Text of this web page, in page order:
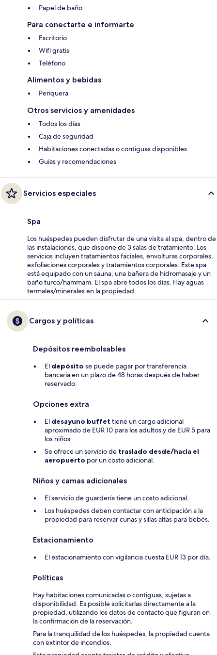
Papel de baño
Para conectarte e informarte
Escritorio
Wifi gratis
Teléfono
Alimentos y bebidas
Periquera
Otros servicios y amenidades
Todos los días
Caja de seguridad
Habitaciones conectadas o contiguas disponibles
Guías y recomendaciones
Servicios especiales
Spa
Los huéspedes pueden disfrutar de una visita al spa, dentro de
las instalaciones, que dispone de 3 salas de tratamiento. Los
servicios incluyen tratamientos faciales, envolturas corporales,
exfoliaciones corporales y tratamientos corporales. Este spa
está equipado con un sauna, una bañera de hidromasaje y un
baño turco/hammam. El spa abre todos los días. Hay aguas
termales/minerales en la propiedad.
Cargos y políticas
Depósitos reembolsables
El depósito se puede pagar por transferencia
bancaria en un plazo de 48 horas después de haber
reservado.
Opciones extra
El desayuno buffet tiene un cargo adicional
aproximado de EUR 10 para los adultos y de EUR 5 para
los niños
Se ofrece un servicio de traslado desde/hacia el
aeropuerto por un costo adicional.
Niños y camas adicionales
El servicio de guardería tiene un costo adicional.
Los huéspedes deben contactar con anticipación a la
propiedad para reservar cunas y sillas altas para bebés.
Estacionamiento
El estacionamiento con vigilancia cuesta EUR 13 por día.
Políticas
Hay habitaciones comunicadas o contiguas, sujetas a
disponibilidad. Es posible solicitarlas directamente a la
propiedad, utilizando los datos de contacto que figuran en
la confirmación de la reservación.
Para la tranquilidad de los huéspedes, la propiedad cuenta
con extintor de incendios.